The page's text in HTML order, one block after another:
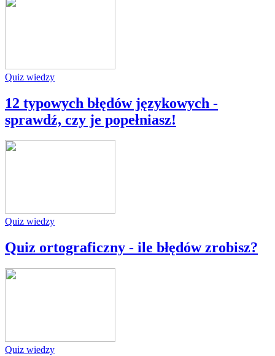
Quiz wiedzy
12 typowych błędów językowych -
sprawdź, czy je popełniasz!
Quiz wiedzy
Quiz ortograficzny - ile błędów zrobisz?
Quiz wiedzy